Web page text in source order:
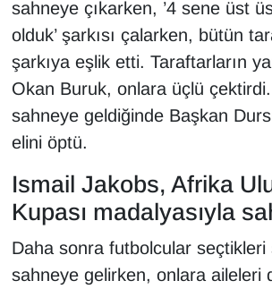
sahneye çıkarken, ’4 sene üst
olduk’ şarkısı çalarken, bütün
şarkıya eşlik etti. Taraftarların
Okan Buruk, onlara üçlü
sahneye geldiğinde Başkan
elini öptü.
Ismail Jakobs, Afrika
Kupası madalyasıyla
Daha sonra futbolcular seçtikleri
sahneye gelirken, onlara aileleri